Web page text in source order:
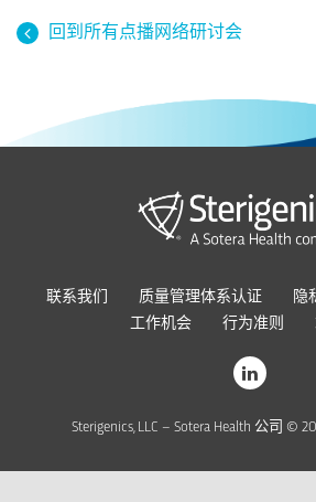
回到所有点播网络研讨会
联系我们 质量管理体系认证 隐
工作机会
行为准则
Sterigenics, LLC – Sotera Health 公司 ©